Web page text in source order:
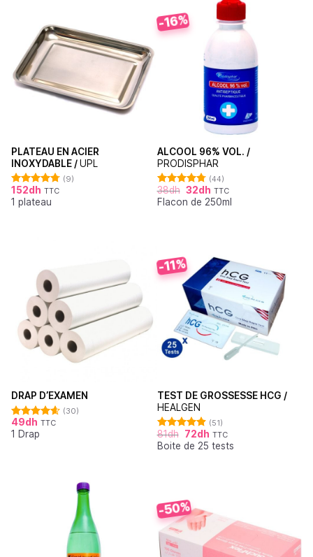
PLATEAU EN ACIER
INOXYDABLE /UPL
Note4.78
sur 5
(9)
152dh TTC
1 plateau
-16%
ALCOOL 96% VOL. /
PRODISPHAR
Note 4.77
sur 5
(44)
38dh 32dh TTC
Flacon de 250ml
DRAP D’EXAMEN
Note4.62
sur 5
(30)
49dh TTC
1 Drap
-11%
TEST DE GROSSESSE HCG /
HEALGEN
Note
4.88
sur 5
(51)
81dh 72dh TTC
Boite de 25 tests
-50%